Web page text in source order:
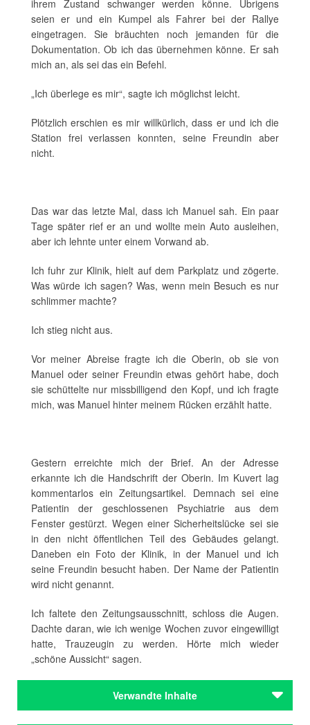
ihrem Zustand schwanger werden könne. Übrigens
seien er und ein Kumpel als Fahrer bei der Rallye
eingetragen. Sie bräuchten noch jemanden für die
Dokumentation. Ob ich das übernehmen könne. Er sah
mich an, als sei das ein Befehl.
„Ich überlege es mir“, sagte ich möglichst leicht.
Plötzlich erschien es mir willkürlich, dass er und ich die
Station frei verlassen konnten, seine Freundin aber
nicht.
Das war das letzte Mal, dass ich Manuel sah. Ein paar
Tage später rief er an und wollte mein Auto ausleihen,
aber ich lehnte unter einem Vorwand ab.
Ich fuhr zur Klinik, hielt auf dem Parkplatz und zögerte.
Was würde ich sagen? Was, wenn mein Besuch es nur
schlimmer machte?
Ich stieg nicht aus.
Vor meiner Abreise fragte ich die Oberin, ob sie von
Manuel oder seiner Freundin etwas gehört habe, doch
sie schüttelte nur missbilligend den Kopf, und ich fragte
mich, was Manuel hinter meinem Rücken erzählt hatte.
Gestern erreichte mich der Brief. An der Adresse
erkannte ich die Handschrift der Oberin. Im Kuvert lag
kommentarlos ein Zeitungsartikel. Demnach sei eine
Patientin der geschlossenen Psychiatrie aus dem
Fenster gestürzt. Wegen einer Sicherheitslücke sei sie
in den nicht öffentlichen Teil des Gebäudes gelangt.
Daneben ein Foto der Klinik, in der Manuel und ich
seine Freundin besucht haben. Der Name der Patientin
wird nicht genannt.
Ich faltete den Zeitungsausschnitt, schloss die Augen.
Dachte daran, wie ich wenige Wochen zuvor eingewilligt
hatte, Trauzeugin zu werden. Hörte mich wieder
„schöne Aussicht“ sagen.
Verwandte Inhalte